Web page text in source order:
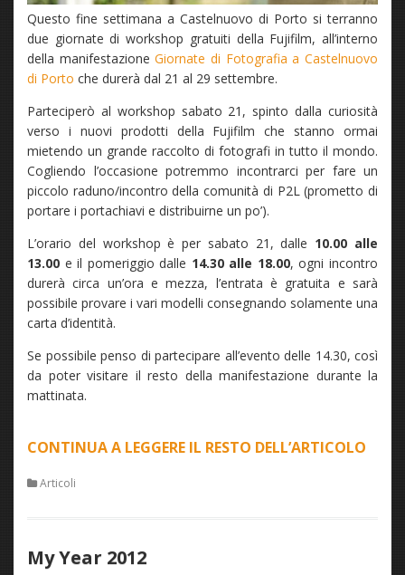
Questo fine settimana a Castelnuovo di Porto si terranno
due giornate di workshop gratuiti della Fujifilm, all’interno
della manifestazioneGiornate di Fotografia a Castelnuovo
di Porto che durerà dal 21 al 29 settembre.
Parteciperò al workshop sabato 21, spinto dalla curiosità
verso i nuovi prodotti della Fujifilm che stanno ormai
mietendo un grande raccolto di fotografi in tutto il mondo.
Cogliendo l’occasione potremmo incontrarci per fare un
piccolo raduno/incontro della comunità di P2L (prometto di
portare i portachiavi e distribuirne un po’).
L’orario del workshop è per sabato 21, dalle 10.00 alle
13.00 e il pomeriggio dalle 14.30 alle 18.00, ogni incontro
durerà circa un’ora e mezza, l’entrata è gratuita e sarà
possibile provare i vari modelli consegnando solamente una
carta d’identità.
Se possibile penso di partecipare all’evento delle 14.30, così
da poter visitare il resto della manifestazione durante la
mattinata.
CONTINUA A LEGGERE IL RESTO DELL’ARTICOLO
Articoli
My Year 2012